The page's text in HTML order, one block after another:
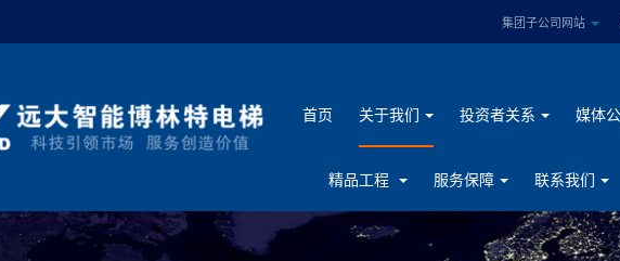
集团子公司网站
首页 关于我们 投资者关系 媒体
精品工程 服务保障 联系我们